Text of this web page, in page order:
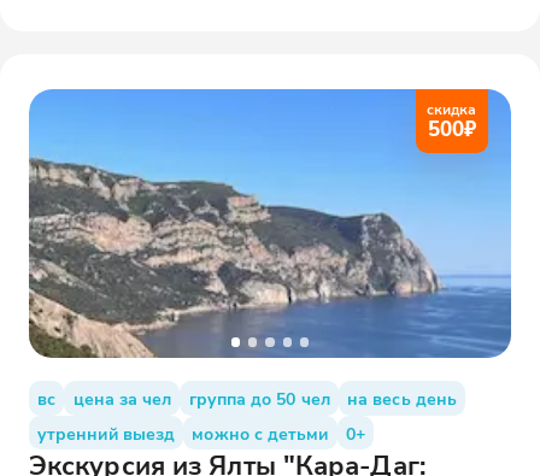
скидка
500₽
вс цена за чел группа до 50 чел
на весь день
утренний выезд
можно с детьми 0+
Экскурсия из Ялты "Кара-Даг: